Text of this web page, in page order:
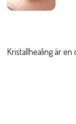
Kristallhealing är